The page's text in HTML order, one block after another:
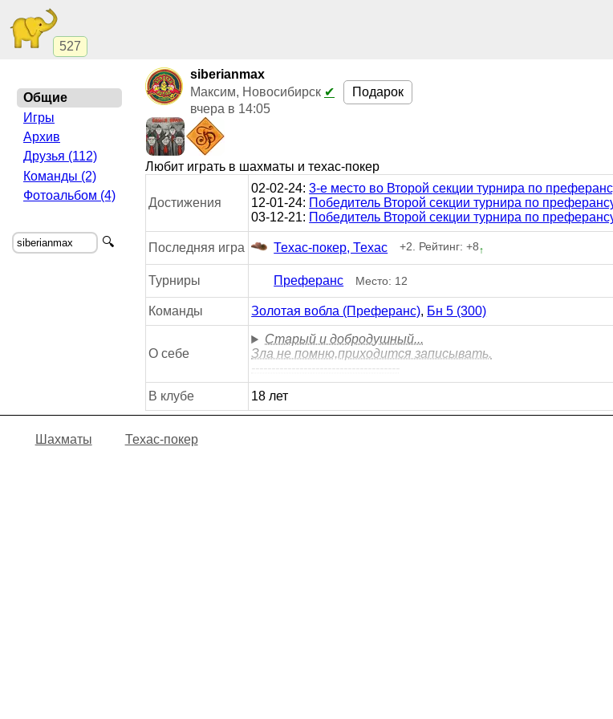
527
siberianmax
Максим, Новосибирск ✔
вчера в 14:05
Подарок
Любит играть в шахматы и техас-покер
Достижения
02-02-24:3-е место во Второй секции турнира по
12-01-24: Победитель Второй секции турнира по
03-12-21: Победитель Второй секции турнира по
Последняя игра Техас-покер, Техас +2. Рейтинг: +8↑
Турниры Преферанс Место: 12
Команды Золотая вобла (Преферанс), Бн 5 (300)
О себе
Старый и добродушный...
Зла не помню,приходится записывать.
-------------------------------------
В клубе 18 лет
Общие
Игры
Архив
Друзья (112)
Команды (2)
Фотоальбом (4)
🔍
Шахматы Техас-покер